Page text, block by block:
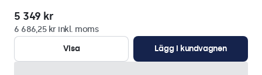
5 349 kr
6 686,25 kr inkl. moms
Visa
Lägg i kundvagnen